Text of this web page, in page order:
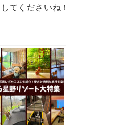
てくださいね！